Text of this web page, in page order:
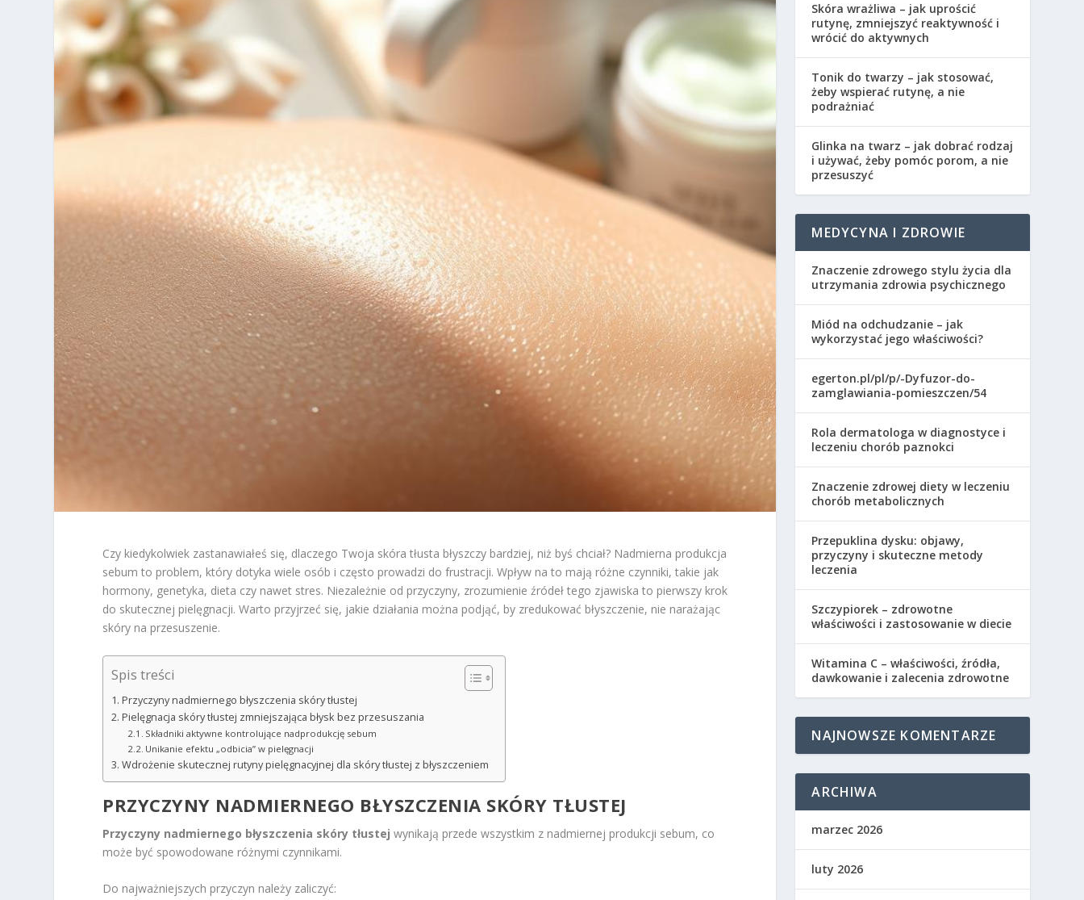
Czy kiedykolwiek zastanawiałeś się, dlaczego Twoja skóra tłusta błyszczy bardziej, niż byś chciał? Nadmierna produkcja
sebum to problem, który dotyka wiele osób i często prowadzi do frustracji. Wpływ na to mają różne czynniki, takie jak
hormony, genetyka, dieta czy nawet stres. Niezależnie od przyczyny, zrozumienie źródeł tego zjawiska to pierwszy krok
do skutecznej pielęgnacji. Warto przyjrzeć się, jakie działania można podjąć, by zredukować błyszczenie, nie narażając
skóry na przesuszenie.
Spis treści
Przyczyny nadmiernego błyszczenia skóry tłustej
Pielęgnacja skóry tłustej zmniejszająca błysk bez przesuszania
Składniki aktywne kontrolujące nadprodukcję sebum
Unikanie efektu „odbicia” w pielęgnacji
Wdrożenie skutecznej rutyny pielęgnacyjnej dla skóry tłustej z błyszczeniem
PRZYCZYNY NADMIERNEGO BŁYSZCZENIA SKÓRY TŁUSTEJ
Przyczyny nadmiernego błyszczenia skóry tłustej wynikają przede wszystkim z nadmiernej produkcji sebum, co
może być spowodowane różnymi czynnikami.
Do najważniejszych przyczyn należy zaliczyć:
Skóra wrażliwa – jak uprościć
rutynę, zmniejszyć reaktywność i
wrócić do aktywnych
Tonik do twarzy – jak stosować,
żeby wspierać rutynę, a nie
podrażniać
Glinka na twarz – jak dobrać rodzaj
i używać, żeby pomóc porom, a nie
przesuszyć
MEDYCYNA I ZDROWIE
Znaczenie zdrowego stylu życia dla
utrzymania zdrowia psychicznego
Miód na odchudzanie – jak
wykorzystać jego właściwości?
egerton.pl/pl/p/-Dyfuzor-do-
zamglawiania-pomieszczen/54
Rola dermatologa w diagnostyce i
leczeniu chorób paznokci
Znaczenie zdrowej diety w leczeniu
chorób metabolicznych
Przepuklina dysku: objawy,
przyczyny i skuteczne metody
leczenia
Szczypiorek – zdrowotne
właściwości i zastosowanie w diecie
Witamina C – właściwości, źródła,
dawkowanie i zalecenia zdrowotne
NAJNOWSZE KOMENTARZE
ARCHIWA
marzec 2026
luty 2026